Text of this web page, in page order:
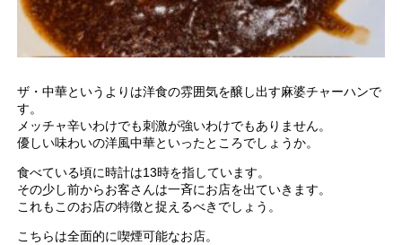
ザ・中華というよりは洋食の雰囲気を醸し出す麻婆チャーハンで
す。
メッチャ辛いわけでも刺激が強いわけでもありません。
優しい味わいの洋風中華といったところでしょうか。
食べている頃に時計は13時を指しています。
その少し前からお客さんは一斉にお店を出ていきます。
これもこのお店の特徴と捉えるべきでしょう。
こちらは全面的に喫煙可能なお店。